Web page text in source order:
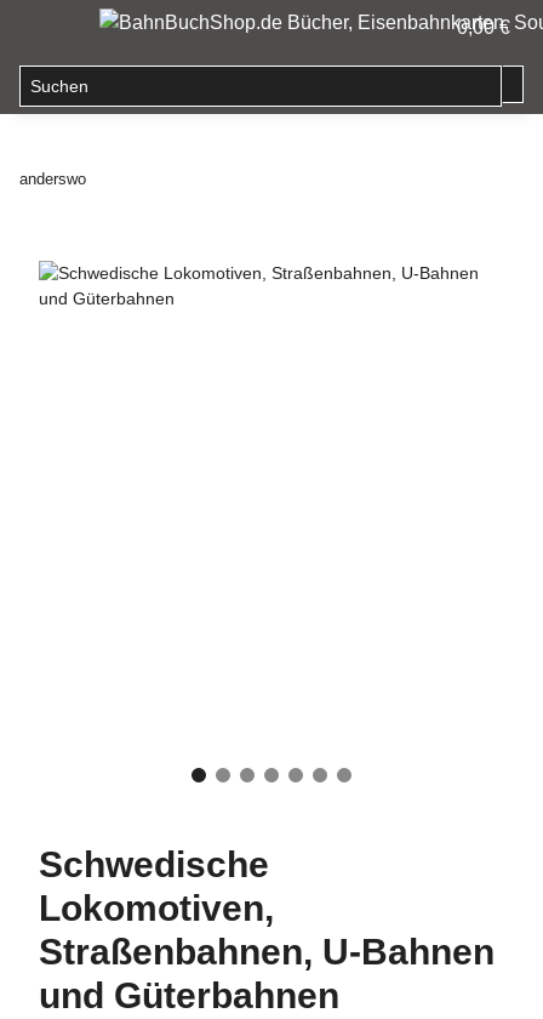
0,00 €
anderswo
Schwedische
Lokomotiven,
Straßenbahnen, U-Bahnen
und Güterbahnen